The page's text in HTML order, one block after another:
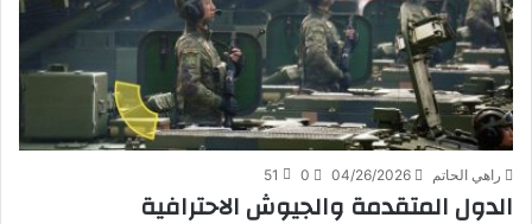
راهي الحاتم 04/26/2026
0
51
الدول المتقدمة والجيوش الاحترافية